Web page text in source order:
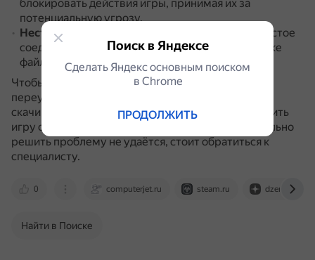
блокировать действия игры, принимая их за
потенциальную угрозу.
Нестабильное интернет-соединение
Прерывистое
соединение может привести к неполной загрузке
файлов.
Чтобы решить проблему, можно попробовать
переустановить игру, создать новую папку для
скачивания, отключить спящий режим или запустить
игру от имени администратора.
Если самостоятельно
решить проблему не удаётся, стоит обратиться к
специалисту.
0 computerjet.ru steam.ru dzen.ru
Найти в Поиске
Поиск в Яндексе
Сделать Яндекс основным поиском
в Сhrome
ПРОДОЛЖИТЬ